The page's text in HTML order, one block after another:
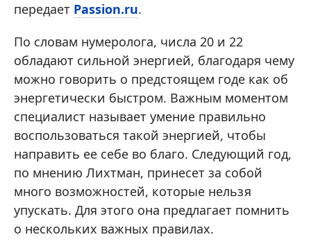
передает Passion.ru.
По словам нумеролога, числа 20 и 22
обладают сильной энергией, благодаря чему
можно говорить о предстоящем годе как об
энергетически быстром. Важным моментом
специалист называет умение правильно
воспользоваться такой энергией, чтобы
направить ее себе во благо. Следующий год,
по мнению Лихтман, принесет за собой
много возможностей, которые нельзя
упускать. Для этого она предлагает помнить
о нескольких важных правилах.